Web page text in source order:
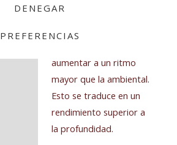
DENEGAR
PREFERENCIAS
largo permite que el
aumentar a un ritmo
mayor que la ambiental.
Esto se traduce en un
rendimiento superior a
la profundidad.